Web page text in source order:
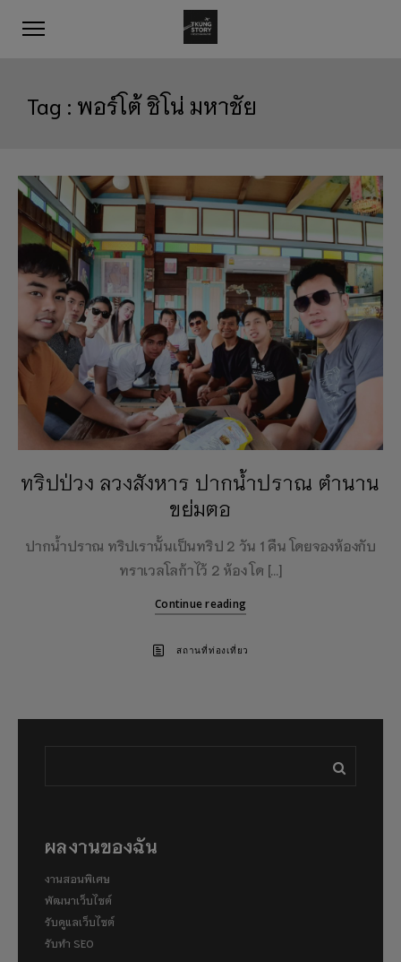
Tag : พอร์โต้ ชิโน่ มหาชัย
ทริปป่วง ลวงสังหาร ปากน้ำปราณ ตำนาน
ขย่มตอ
ปากน้ำปราณ ทริปเรานั้นเป็นทริป 2 วัน 1 คืน โดยจองห้องกับ
ทราเวลโลก้าไว้ 2 ห้อง โด […]
Continue reading
สถานที่ท่องเที่ยว
ผลงานของฉัน
งานสอนพิเศษ
พัฒนาเว็บไซต์
รับดูแลเว็บไซต์
รับทำ SEO